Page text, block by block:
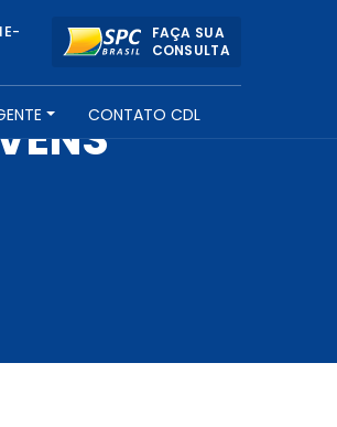
FAÇA SUA
CONSULTA
CONTATO CDL